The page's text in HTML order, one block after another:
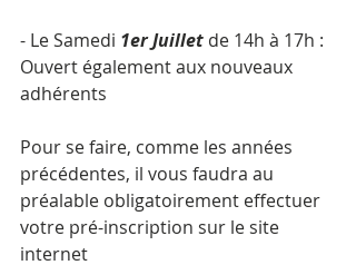
- Le Samedi 1er Juillet de 14h à 17h :
Ouvert également aux nouveaux
adhérents
Pour se faire, comme les années
précédentes, il vous faudra au
préalable obligatoirement effectuer
votre pré-inscription sur le site
internet